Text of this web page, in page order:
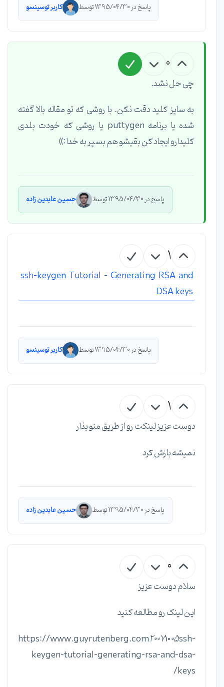
پاسخ در 1395/04/30 توسط کاربر توسینسو
0
چی حل نشد.
به سایز کلید دقت نکن. با روشی که تو مقاله بالا گفته
شده یا برنامه puttygen یا روشی که خودت بلدی
کلیدارو ایجاد کن بقیشو هم بسپر به خدا :))
پاسخ در 1395/04/30 توسط حسین عابدین زاده
ssh-keygen Tutorial – Generating RSA and
DSA keys
پاسخ در 1395/04/30 توسط کاربر توسینسو
دوست عزیز لینکت رو از طریق منو بذار
نمیشه بازش کرد
پاسخ در 1395/04/30 توسط حسین عابدین زاده
0
سلام دوست عزیز
این لینک رو مطالعه کنید
https://www.guyrutenberg.com20071005ssh-
keygen-tutorial-generating-rsa-and-dsa-
keys/